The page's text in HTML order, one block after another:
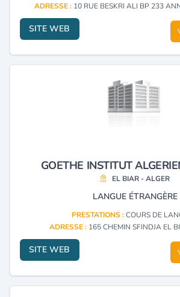
ADRESSE : 10 RUE BESKRI ALI BP 233
SITE WEB
GOETHE INSTITUT
EL BIAR - ALGER
LANGUE ÉTRANGÈRE
PRESTATIONS :COURS DE
ADRESSE : 165 CHEMIN SFINDJA EL
SITE WEB